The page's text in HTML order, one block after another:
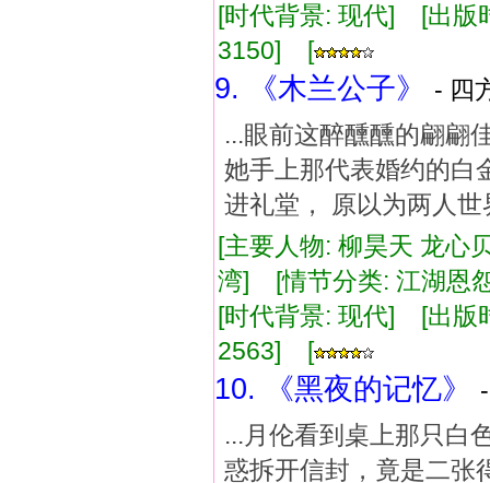
[时代背景: 现代] [出
3150] [
9. 《木兰公子》
- 四
...眼前这醉醺醺的翩翩
她手上那代表婚约的白
进礼堂， 原以为两人
[主要人物: 柳昊天 龙心
湾] [情节分类: 江湖恩
[时代背景: 现代] [出
2563] [
10. 《黑夜的记忆》
...月伦看到桌上那只白
惑拆开信封，竟是二张